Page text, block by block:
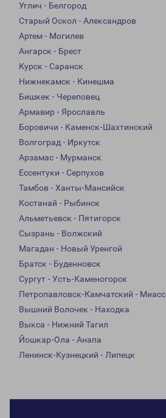
Углич - Белгород
Старый Оскол - Александров
Артем - Могилев
Ангарск - Брест
Курск - Саранск
Нижнекамск - Кинешма
Бишкек - Череповец
Армавир - Ярославль
Боровичи - Каменск-Шахтинский
Волгоград - Иркутск
Арзамас - Мурманск
Ессентуки - Серпухов
Тамбов - Ханты-Мансийск
Костанай - Рыбинск
Альметьевск - Пятигорск
Сызрань - Волжский
Магадан - Новый Уренгой
Братск - Буденновск
Сургут - Усть-Каменогорск
Петропавловск-Камчатский - Миасс
Вышний Волочек - Находка
Выкса - Нижний Тагил
Йошкар-Ола - Анапа
Ленинск-Кузнецкий - Липецк